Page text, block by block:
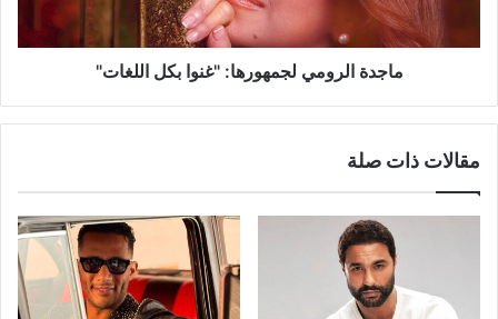
ماجدة الرومي لجمهورها: "غنوا بكل اللغات"
مقالات ذات صلة